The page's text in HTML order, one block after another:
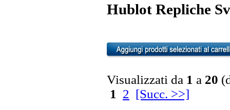
Hublot Repliche
Visualizzati da 1 a 20
1 2 [Succ. >>]